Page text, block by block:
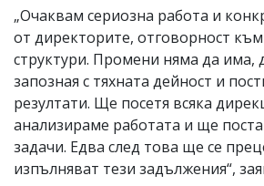
„Очаквам сериозна работа и
от директорите, отговорност
структури. Промени няма да има,
запозная с тяхната дейност и
резултати. Ще посетя всяка
анализираме работата и ще
задачи. Едва след това ще се
изпълняват тези задължения“,